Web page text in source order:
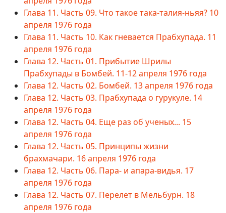
Глава 11. Часть 09. Что такое така-талия-ньяя? 10
апреля 1976 года
Глава 11. Часть 10. Как гневается Прабхупада. 11
апреля 1976 года
Глава 12. Часть 01. Прибытие Шрилы
Прабхупады в Бомбей. 11-12 апреля 1976 года
Глава 12. Часть 02. Бомбей. 13 апреля 1976 года
Глава 12. Часть 03. Прабхупада о гурукуле. 14
апреля 1976 года
Глава 12. Часть 04. Еще раз об ученых... 15
апреля 1976 года
Глава 12. Часть 05. Принципы жизни
брахмачари. 16 апреля 1976 года
Глава 12. Часть 06. Пара- и апара-видья. 17
апреля 1976 года
Глава 12. Часть 07. Перелет в Мельбурн. 18
апреля 1976 года